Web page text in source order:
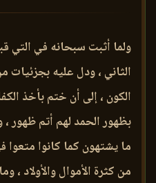
ولما أثبت سبحانه في التي
الثاني ، ودل عليه بجزئيات
الكون ، إلى أن ختم بأخذ
بظهور الحمد لهم أتم ظهور ،
ما يشتهون كما كانوا متعوا
من كثرة الأموال والأولاد ،